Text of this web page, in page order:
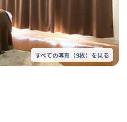
すべての写真（9枚）を見る